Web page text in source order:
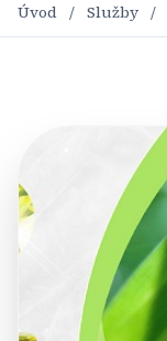
Úvod / Služby /